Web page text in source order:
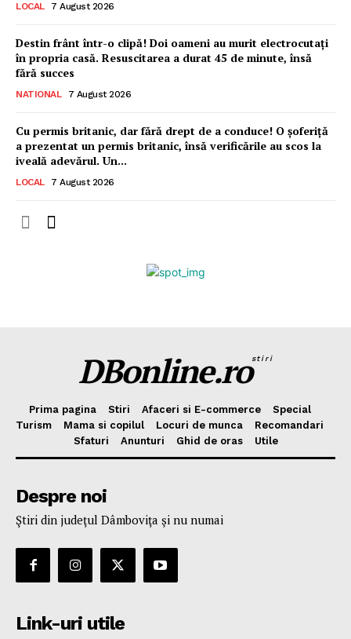
Ionuț Parghel
LOCAL 7 August 2026
Destin frânt într-o clipă! Doi oameni au murit electrocutați
în propria casă. Resuscitarea a durat 45 de minute, însă
fără succes
NATIONAL 7 August 2026
Cu permis britanic, dar fără drept de a conduce! O șoferiță
a prezentat un permis britanic, însă verificările au scos la
iveală adevărul. Un...
LOCAL 7 August 2026
DBonline.rostiri
Prima pagina Stiri Afaceri si E-commerce
Special
Turism
Mama si copilul Locuri de munca
Recomandari
Sfaturi
Anunturi Ghid de oras Utile
Despre noi
Ştiri din judeţul Dâmboviţa şi nu numai
Link-uri utile